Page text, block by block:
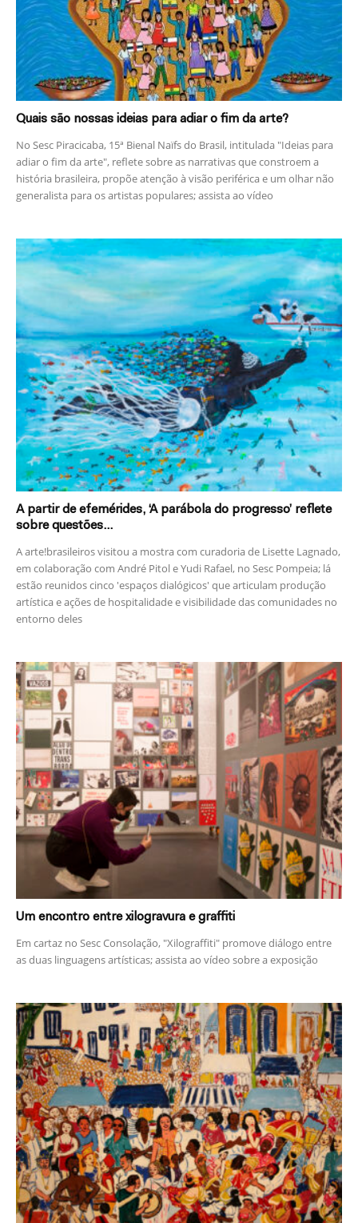
Quais são nossas ideias para adiar o fim da arte?
No Sesc Piracicaba, 15ª Bienal Naïfs do Brasil, intitulada "Ideias para
adiar o fim da arte", reflete sobre as narrativas que constroem a
história brasileira, propõe atenção à visão periférica e um olhar não
generalista para os artistas populares; assista ao vídeo
A partir de efemérides, ‘A parábola do progresso’ reflete
sobre questões...
A arte!brasileiros visitou a mostra com curadoria de Lisette Lagnado,
em colaboração com André Pitol e Yudi Rafael, no Sesc Pompeia; lá
estão reunidos cinco 'espaços dialógicos' que articulam produção
artística e ações de hospitalidade e visibilidade das comunidades no
entorno deles
Um encontro entre xilogravura e graffiti
Em cartaz no Sesc Consolação, "Xilograffiti" promove diálogo entre
as duas linguagens artísticas; assista ao vídeo sobre a exposição